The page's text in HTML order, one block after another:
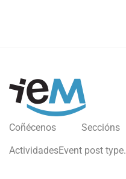
Coñécenos
Seccións
ActividadesEvent post type.